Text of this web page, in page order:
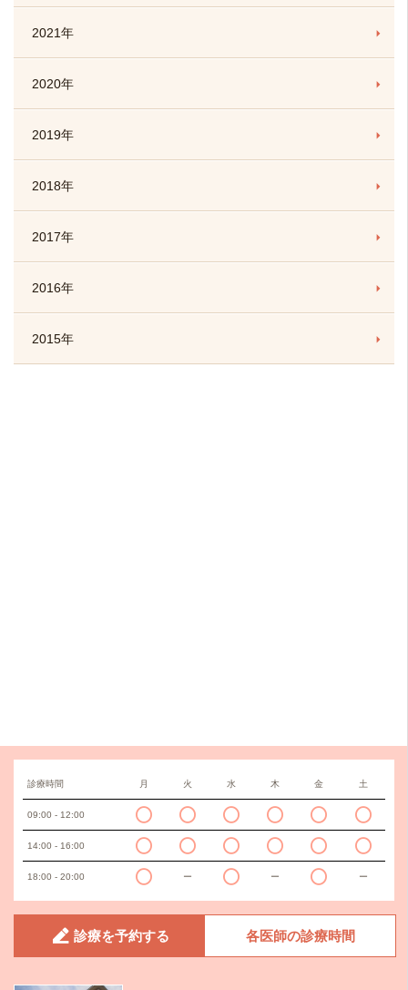
2021年
2020年
2019年
2018年
2017年
2016年
2015年
診療時間 月 火 水 木 金 土
09:00 - 12:00
14:00 - 16:00
18:00 - 20:00 ー ー ー
診療を予約する 各医師の診療時間